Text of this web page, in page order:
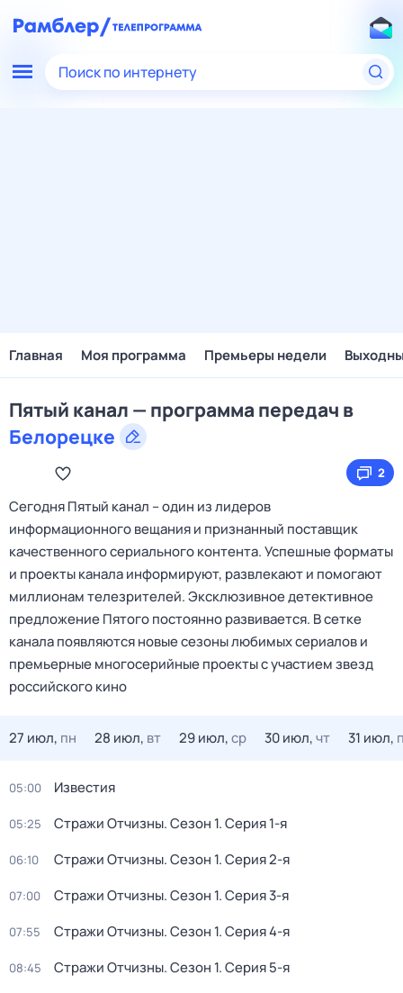
Поиск по интернету
Главная Моя программа Премьеры недели
Пятый канал — программа передач в
Белорецке
2
Сегодня Пятый канал – один из лидеров
информационного вещания и признанный поставщик
качественного сериального контента. Успешные форматы
и проекты канала информируют, развлекают и помогают
миллионам телезрителей. Эксклюзивное детективное
предложение Пятого постоянно развивается. В сетке
канала появляются новые сезоны любимых сериалов и
премьерные многосерийные проекты с участием звезд
российского кино
27 июл, пн 28 июл, вт 29 июл,ср 30 июл,чт 31 июл,
05:00 Известия
05:25 Стражи Отчизны. Сезон 1. Серия 1-я
06:10 Стражи Отчизны. Сезон 1. Серия 2-я
07:00 Стражи Отчизны. Сезон 1. Серия 3-я
07:55 Стражи Отчизны. Сезон 1. Серия 4-я
08:45 Стражи Отчизны. Сезон 1. Серия 5-я